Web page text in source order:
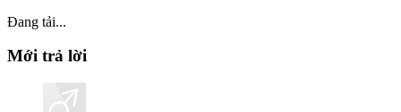
Đang tải...
Mới trả lời